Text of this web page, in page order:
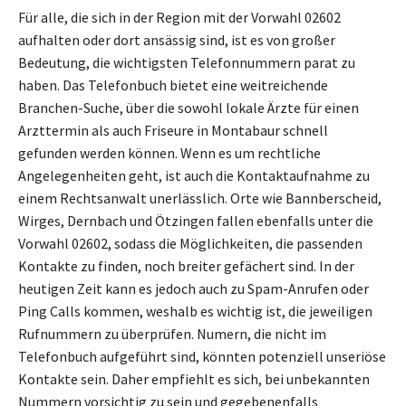
Für alle, die sich in der Region mit der Vorwahl 02602
aufhalten oder dort ansässig sind, ist es von großer
Bedeutung, die wichtigsten Telefonnummern parat zu
haben. Das Telefonbuch bietet eine weitreichende
Branchen-Suche, über die sowohl lokale Ärzte für einen
Arzttermin als auch Friseure in Montabaur schnell
gefunden werden können. Wenn es um rechtliche
Angelegenheiten geht, ist auch die Kontaktaufnahme zu
einem Rechtsanwalt unerlässlich. Orte wie Bannberscheid,
Wirges, Dernbach und Ötzingen fallen ebenfalls unter die
Vorwahl 02602, sodass die Möglichkeiten, die passenden
Kontakte zu finden, noch breiter gefächert sind. In der
heutigen Zeit kann es jedoch auch zu Spam-Anrufen oder
Ping Calls kommen, weshalb es wichtig ist, die jeweiligen
Rufnummern zu überprüfen. Numern, die nicht im
Telefonbuch aufgeführt sind, könnten potenziell unseriöse
Kontakte sein. Daher empfiehlt es sich, bei unbekannten
Nummern vorsichtig zu sein und gegebenenfalls